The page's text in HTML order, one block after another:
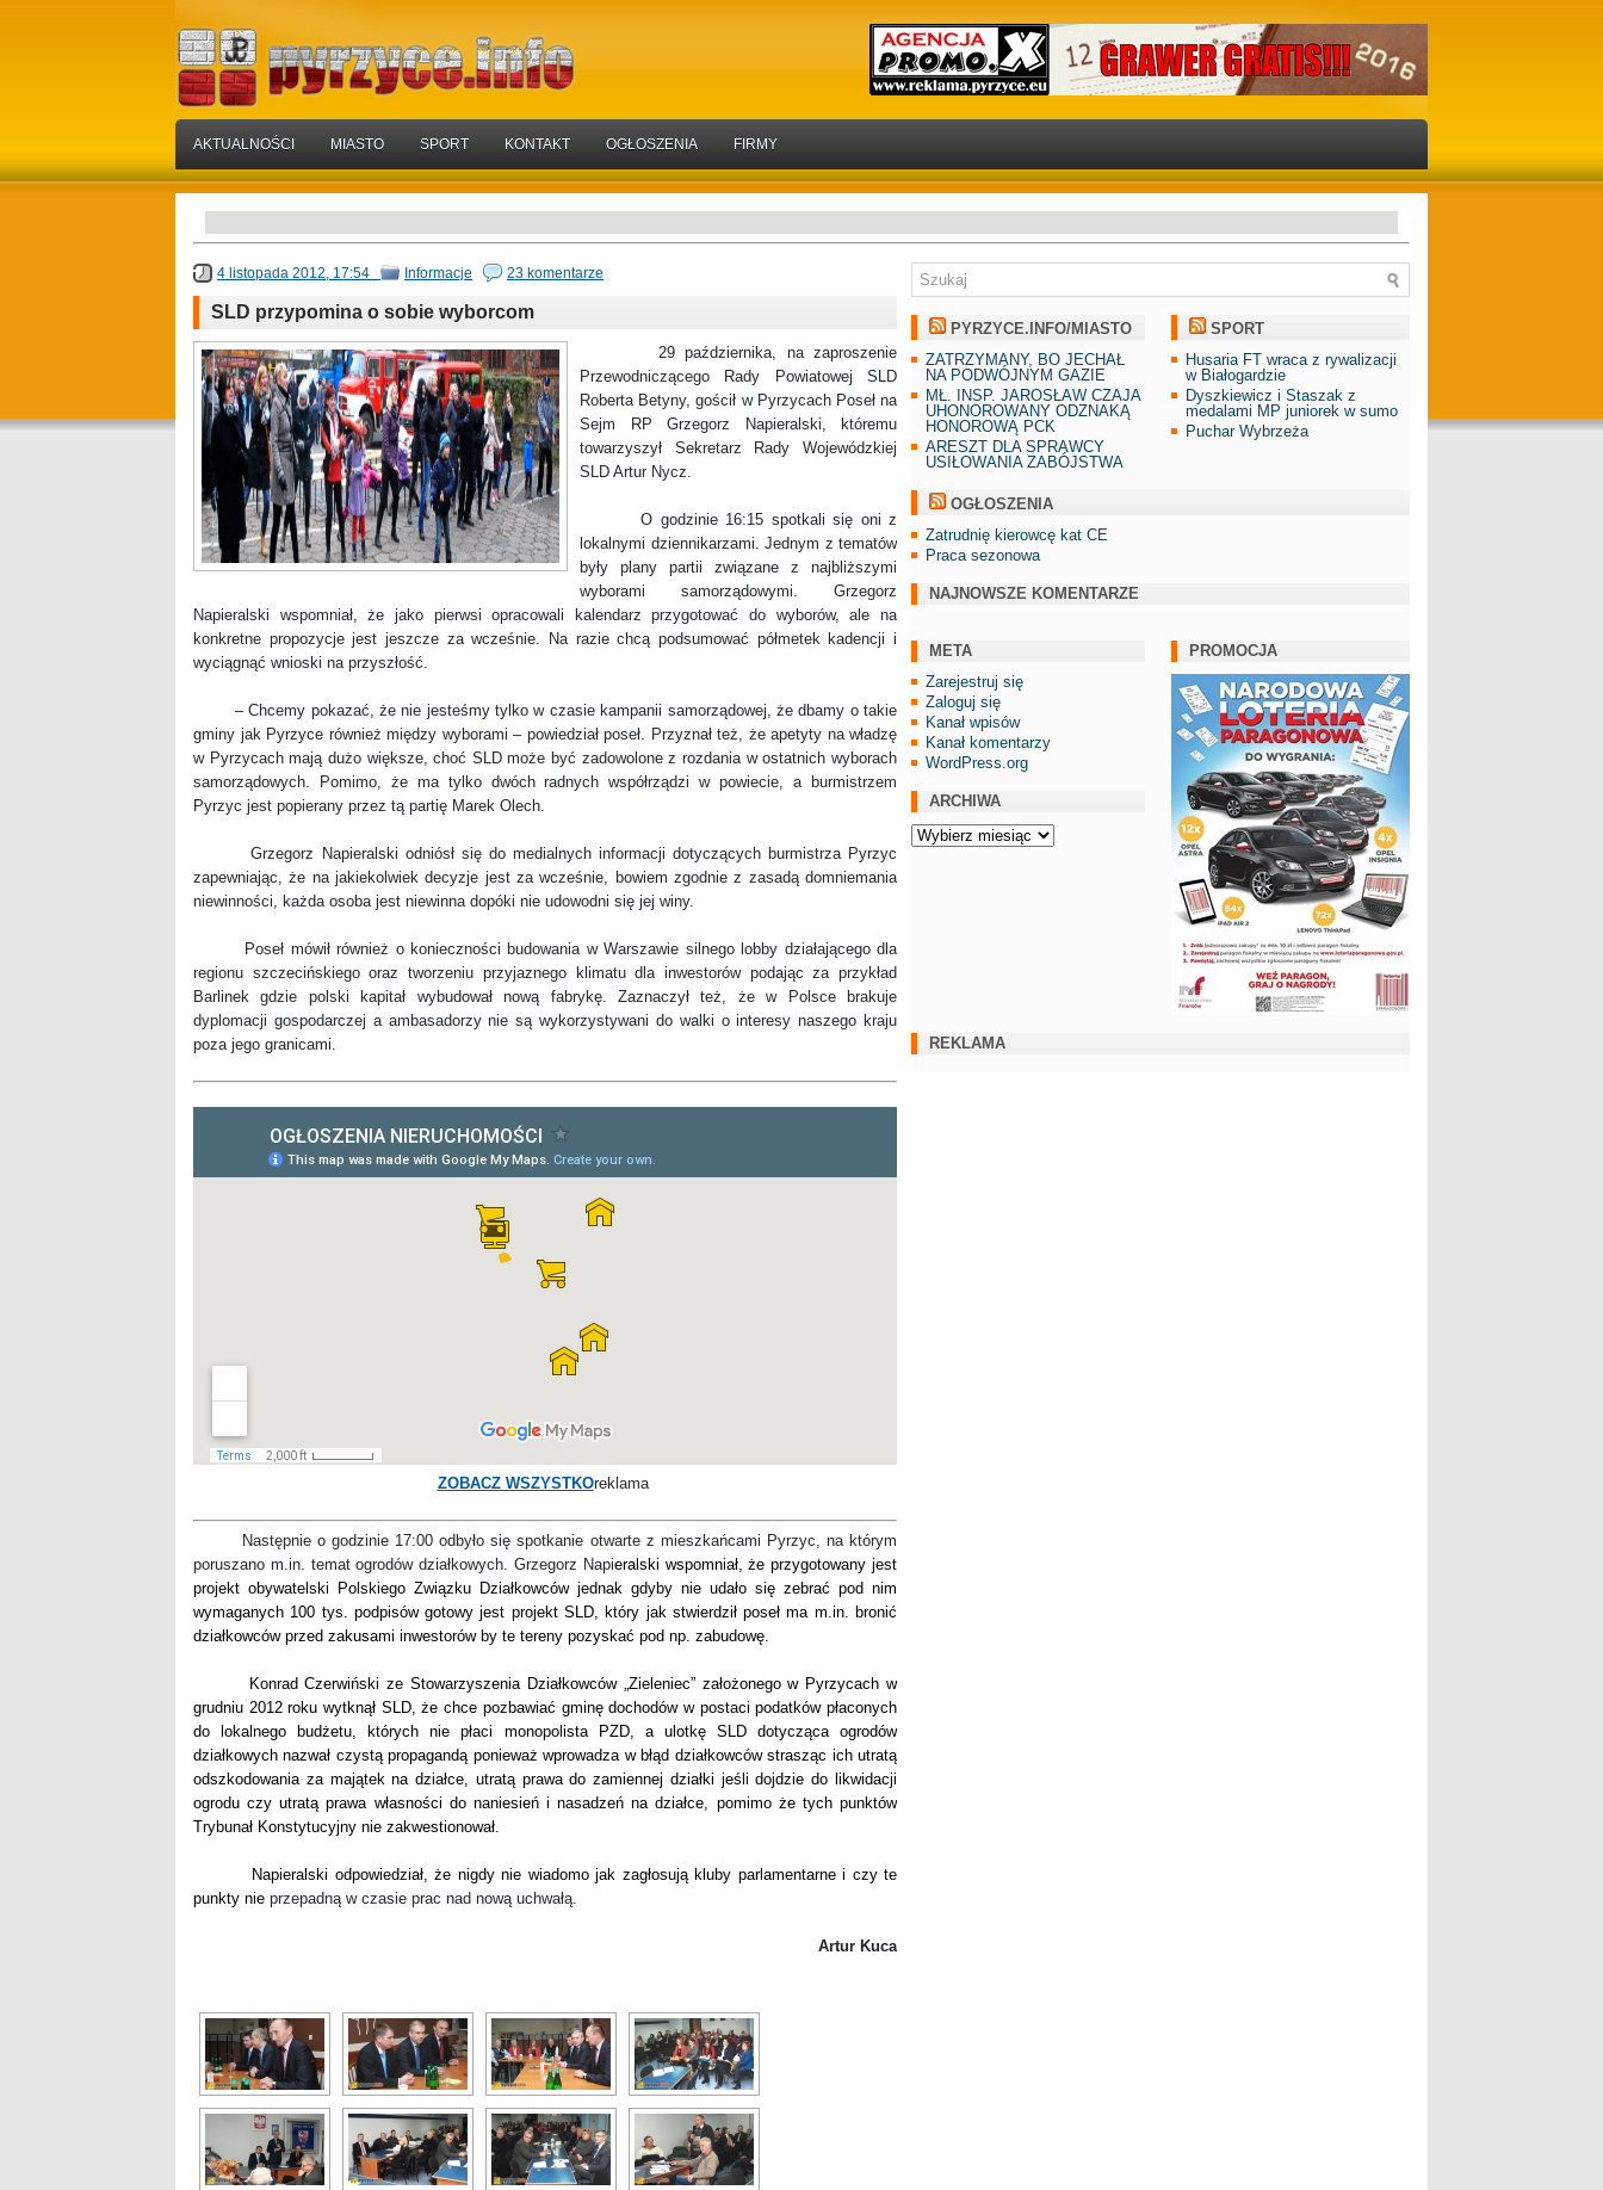
AKTUALNOŚCI MIASTO SPORT KONTAKT OGŁOSZENIA FIRMY
4 listopada 2012, 17:54 Informacje 23 komentarze
SLD przypomina o sobie wyborcom
29 października, na zaproszenie
Przewodniczącego Rady Powiatowej SLD
Roberta Betyny, gościł w Pyrzycach Poseł na
Sejm RP Grzegorz Napieralski, któremu
towarzyszył Sekretarz Rady Wojewódzkiej
SLD Artur Nycz.
O godzinie 16:15 spotkali się oni z
lokalnymi dziennikarzami. Jednym z tematów
były plany partii związane z najbliższymi
wyborami samorządowymi. Grzegorz
Napieralski wspomniał, że jako pierwsi opracowali kalendarz przygotować do wyborów, ale na
konkretne propozycje jest jeszcze za wcześnie. Na razie chcą podsumować półmetek kadencji i
wyciągnąć wnioski na przyszłość.
– Chcemy pokazać, że nie jesteśmy tylko w czasie kampanii samorządowej, że dbamy o takie
gminy jak Pyrzyce również między wyborami – powiedział poseł. Przyznał też, że apetyty na władzę
w Pyrzycach mają dużo większe, choć SLD może być zadowolone z rozdania w ostatnich wyborach
samorządowych. Pomimo, że ma tylko dwóch radnych współrządzi w powiecie, a burmistrzem
Pyrzyc jest popierany przez tą partię Marek Olech.
Grzegorz Napieralski odniósł się do medialnych informacji dotyczących burmistrza Pyrzyc
zapewniając, że na jakiekolwiek decyzje jest za wcześnie, bowiem zgodnie z zasadą domniemania
niewinności, każda osoba jest niewinna dopóki nie udowodni się jej winy.
Poseł mówił również o konieczności budowania w Warszawie silnego lobby działającego dla
regionu szczecińskiego oraz tworzeniu przyjaznego klimatu dla inwestorów podając za przykład
Barlinek gdzie polski kapitał wybudował nową fabrykę. Zaznaczył też, że w Polsce brakuje
dyplomacji gospodarczej a ambasadorzy nie są wykorzystywani do walki o interesy naszego kraju
poza jego granicami.
ZOBACZ WSZYSTKOreklama
Następnie o godzinie 17:00 odbyło się spotkanie otwarte z mieszkańcami Pyrzyc, na którym
poruszano m.in. temat ogrodów działkowych. Grzegorz Napieralski wspomniał, że przygotowany jest
projekt obywatelski Polskiego Związku Działkowców jednak gdyby nie udało się zebrać pod nim
wymaganych 100 tys. podpisów gotowy jest projekt SLD, który jak stwierdził poseł ma m.in. bronić
działkowców przed zakusami inwestorów by te tereny pozyskać pod np. zabudowę.
Konrad Czerwiński ze Stowarzyszenia Działkowców „Zieleniec” założonego w Pyrzycach w
grudniu 2012 roku wytknął SLD, że chce pozbawiać gminę dochodów w postaci podatków płaconych
do lokalnego budżetu, których nie płaci monopolista PZD, a ulotkę SLD dotycząca ogrodów
działkowych nazwał czystą propagandą ponieważ wprowadza w błąd działkowców strasząc ich utratą
odszkodowania za majątek na działce, utratą prawa do zamiennej działki jeśli dojdzie do likwidacji
ogrodu czy utratą prawa własności do naniesień i nasadzeń na działce, pomimo że tych punktów
Trybunał Konstytucyjny nie zakwestionował.
Napieralski odpowiedział, że nigdy nie wiadomo jak zagłosują kluby parlamentarne i czy te
punkty nie przepadną w czasie prac nad nową uchwałą.
Artur Kuca
PYRZYCE.INFO/MIASTO
ZATRZYMANY, BO JECHAŁ
NA PODWÓJNYM GAZIE
MŁ. INSP. JAROSŁAW CZAJA
UHONOROWANY ODZNAKĄ
HONOROWĄ PCK
ARESZT DLA SPRAWCY
USIŁOWANIA ZABÓJSTWA
SPORT
Husaria FT wraca z rywalizacji
w Białogardzie
Dyszkiewicz i Staszak z
medalami MP juniorek w sumo
Puchar Wybrzeża
OGŁOSZENIA
Zatrudnię kierowcę kat CE
Praca sezonowa
NAJNOWSZE KOMENTARZE
META
Zarejestruj się
Zaloguj się
Kanał wpisów
Kanał komentarzy
WordPress.org
ARCHIWA
Archiwa
PROMOCJA
REKLAMA